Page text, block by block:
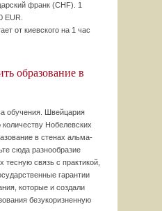
франк (CHF). 1
EUR.
от киевского на 1 час
образование в
обучения. Швейцария
Нобелевских
в стенах альма-
сюда разнообразие
тесную связь с практикой,
гарантии
которые и создали
безукоризненную